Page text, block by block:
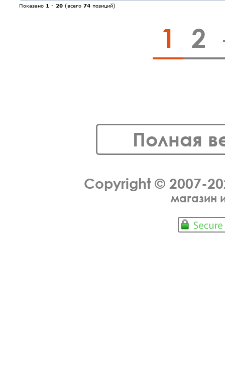
Показано 1 - 20 (всего 74 позиций)
1 2
Полная
Copyright © 2007-
магазин